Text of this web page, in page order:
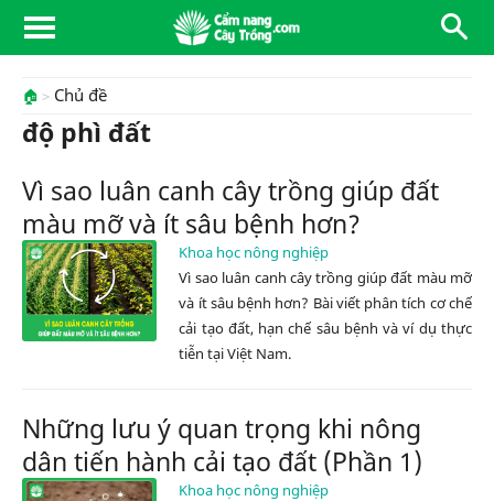
🏠 Chủ đề
độ phì đất
Vì sao luân canh cây trồng giúp đất
màu mỡ và ít sâu bệnh hơn?
Khoa học nông nghiệp
Vì sao luân canh cây trồng giúp đất màu mỡ
và ít sâu bệnh hơn? Bài viết phân tích cơ chế
cải tạo đất, hạn chế sâu bệnh và ví dụ thực
tiễn tại Việt Nam.
Những lưu ý quan trọng khi nông
dân tiến hành cải tạo đất (Phần 1)
Khoa học nông nghiệp